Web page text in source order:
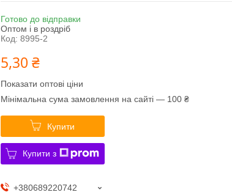
Готово до відправки
Оптом і в роздріб
Код: 8995-2
5,30 ₴
Показати оптові ціни
Мінімальна сума замовлення на сайті — 100 ₴
Купити
Купити з
+380689220742